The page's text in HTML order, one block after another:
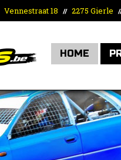
Vennestraat 18 // 2275 Gierle
HOME